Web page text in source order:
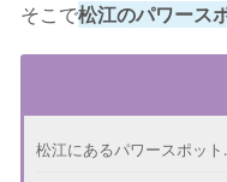
そこで松江のパワース
松江にあるパワースポッ